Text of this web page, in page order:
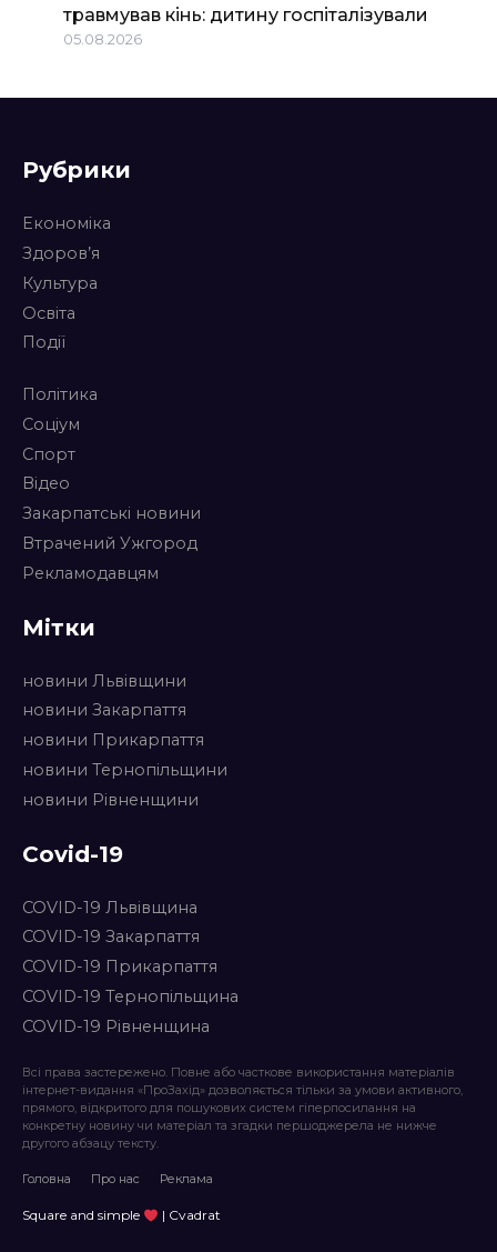
травмував кінь: дитину госпіталізували
05.08.2026
Рубрики
Економіка
Здоров’я
Культура
Освіта
Події
Політика
Соціум
Спорт
Відео
Закарпатські новини
Втрачений Ужгород
Рекламодавцям
Мітки
новини Львівщини
новини Закарпаття
новини Прикарпаття
новини Тернопільщини
новини Рівненщини
Covid-19
COVID-19 Львівщина
COVID-19 Закарпаття
COVID-19 Прикарпаття
COVID-19 Тернопільщина
COVID-19 Рівненщина
Всі права застережено. Повне або часткове використання матеріалів
інтернет-видання «ПроЗахід» дозволяється тільки за умови активного,
прямого, відкритого для пошукових систем гіперпосилання на
конкретну новину чи матеріал та згадки першоджерела не нижче
другого абзацу тексту.
Головна Про нас Реклама
Square and simple | Cvadrat